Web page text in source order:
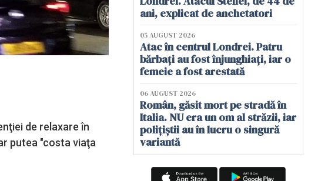
de relaxare în
putea "costa viaţa
ani, explicat de anchetatori
05 AUGUST 2026
Atac în centrul Londrei. Patru
bărbați au fost înjunghiați, iar o
femeie a fost arestată
06 AUGUST 2026
Român, găsit mort pe stradă în
Italia. NU era un om al străzii, iar
polițiștii au în lucru o singură
variantă